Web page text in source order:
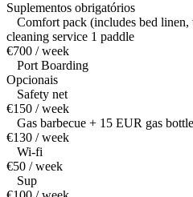
Suplementos obrigatórios
Comfort pack (includes bed
cleaning service 1 paddle
€700 / week
Port Boarding
Opcionais
Safety net
€150 / week
Gas barbecue + 15 EUR gas bottle
€130 / week
Wi-fi
€50 / week
Sup